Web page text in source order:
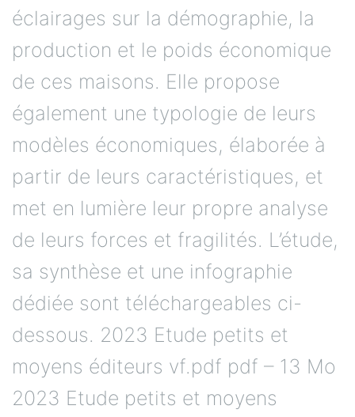
éclairages sur la démographie, la
production et le poids économique
de ces maisons. Elle propose
également une typologie de leurs
modèles économiques, élaborée à
partir de leurs caractéristiques, et
met en lumière leur propre analyse
de leurs forces et fragilités. L’étude,
sa synthèse et une infographie
dédiée sont téléchargeables ci-
dessous. 2023 Etude petits et
moyens éditeurs vf.pdf pdf – 13 Mo
2023 Etude petits et moyens